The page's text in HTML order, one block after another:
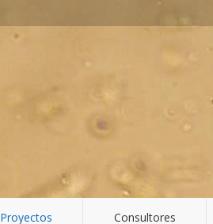
Proyectos Consultores